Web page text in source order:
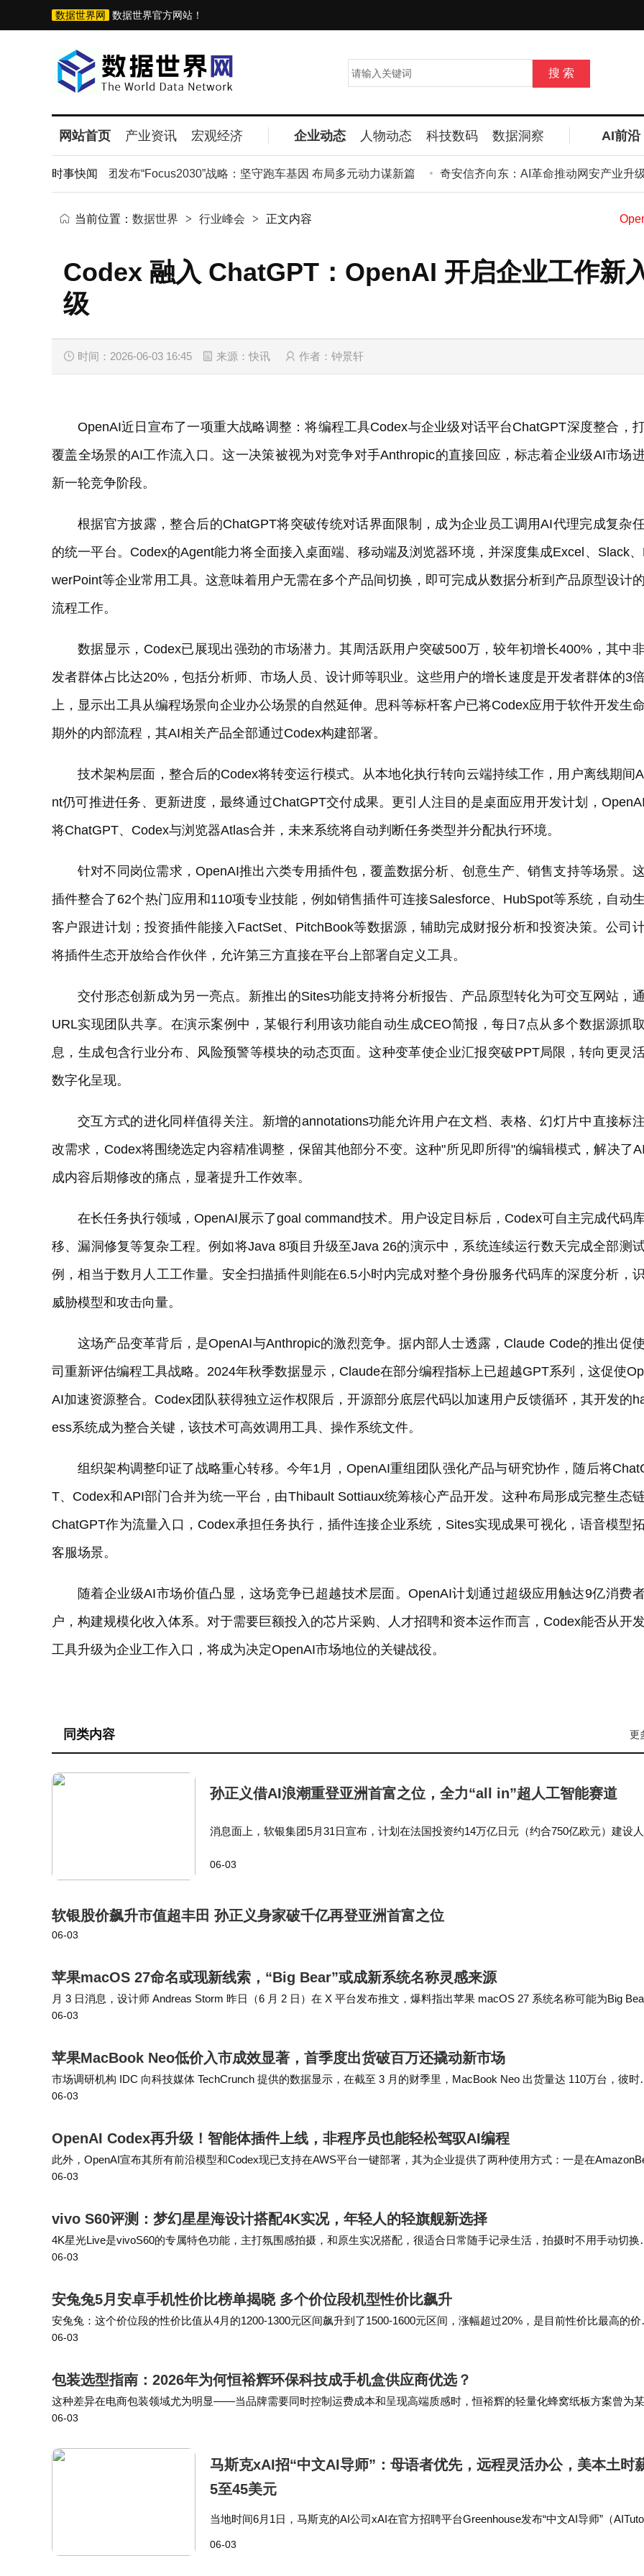
数据世界网 数据世界官方网站！
网站首页 产业资讯 宏观经济 企业动态 人物动态 科技数码 数据洞察 AI前沿
时事快闻
莲花集团发布“Focus2030”战略：坚守跑车基因 布局多元动力谋新篇 奇安信齐向东：AI革命推动网安产业升级，
当前位置： 数据世界 > 行业峰会 > 正文内容
Codex 融入 ChatGPT：OpenAI 开启企业工作新
级
时间：2026-06-03 16:45 来源：快讯 作者：钟景轩
OpenAI近日宣布了一项重大战略调整：将编程工具Codex与企业级对话平台ChatGPT深度整合，
覆盖全场景的AI工作流入口。这一决策被视为对竞争对手Anthropic的直接回应，标志着企业级AI市场
新一轮竞争阶段。
根据官方披露，整合后的ChatGPT将突破传统对话界面限制，成为企业员工调用AI代理完成复杂
的统一平台。Codex的Agent能力将全面接入桌面端、移动端及浏览器环境，并深度集成Excel、Slack
werPoint等企业常用工具。这意味着用户无需在多个产品间切换，即可完成从数据分析到产品原型设计
流程工作。
数据显示，Codex已展现出强劲的市场潜力。其周活跃用户突破500万，较年初增长400%，其中
发者群体占比达20%，包括分析师、市场人员、设计师等职业。这些用户的增长速度是开发者群体的3
上，显示出工具从编程场景向企业办公场景的自然延伸。思科等标杆客户已将Codex应用于软件开发生
期外的内部流程，其AI相关产品全部通过Codex构建部署。
技术架构层面，整合后的Codex将转变运行模式。从本地化执行转向云端持续工作，用户离线期间
nt仍可推进任务、更新进度，最终通过ChatGPT交付成果。更引人注目的是桌面应用开发计划，
将ChatGPT、Codex与浏览器Atlas合并，未来系统将自动判断任务类型并分配执行环境。
针对不同岗位需求，OpenAI推出六类专用插件包，覆盖数据分析、创意生产、销售支持等场景。
插件整合了62个热门应用和110项专业技能，例如销售插件可连接Salesforce、HubSpot等系统，自动
客户跟进计划；投资插件能接入FactSet、PitchBook等数据源，辅助完成财报分析和投资决策。公司
将插件生态开放给合作伙伴，允许第三方直接在平台上部署自定义工具。
交付形态创新成为另一亮点。新推出的Sites功能支持将分析报告、产品原型转化为可交互网站，
URL实现团队共享。在演示案例中，某银行利用该功能自动生成CEO简报，每日7点从多个数据源抓
息，生成包含行业分布、风险预警等模块的动态页面。这种变革使企业汇报突破PPT局限，转向更灵
数字化呈现。
交互方式的进化同样值得关注。新增的annotations功能允许用户在文档、表格、幻灯片中直接标
改需求，Codex将围绕选定内容精准调整，保留其他部分不变。这种"所见即所得"的编辑模式，解决了
成内容后期修改的痛点，显著提升工作效率。
在长任务执行领域，OpenAI展示了goal command技术。用户设定目标后，Codex可自主完成代码
移、漏洞修复等复杂工程。例如将Java 8项目升级至Java 26的演示中，系统连续运行数天完成全部测
例，相当于数月人工工作量。安全扫描插件则能在6.5小时内完成对整个身份服务代码库的深度分析，
威胁模型和攻击向量。
这场产品变革背后，是OpenAI与Anthropic的激烈竞争。据内部人士透露，Claude Code的推出促
司重新评估编程工具战略。2024年秋季数据显示，Claude在部分编程指标上已超越GPT系列，这促使
AI加速资源整合。Codex团队获得独立运作权限后，开源部分底层代码以加速用户反馈循环，其开发的
ess系统成为整合关键，该技术可高效调用工具、操作系统文件。
组织架构调整印证了战略重心转移。今年1月，OpenAI重组团队强化产品与研究协作，随后将
T、Codex和API部门合并为统一平台，由Thibault Sottiaux统筹核心产品开发。这种布局形成完整生态链
ChatGPT作为流量入口，Codex承担任务执行，插件连接企业系统，Sites实现成果可视化，语音模型
客服场景。
随着企业级AI市场价值凸显，这场竞争已超越技术层面。OpenAI计划通过超级应用触达9亿消费
户，构建规模化收入体系。对于需要巨额投入的芯片采购、人才招聘和资本运作而言，Codex能否从开
工具升级为企业工作入口，将成为决定OpenAI市场地位的关键战役。
更
同类内容
孙正义借AI浪潮重登亚洲首富之位，全力“all in”超人工智能赛道
消息面上，软银集团5月31日宣布，计划在法国投资约14万亿日元（约合750亿欧元）建设
软银同时在2025年与Ope…
06-03
软银股价飙升市值超丰田 孙正义身家破千亿再登亚洲首富之位
06-03
苹果macOS 27命名或现新线索，“Big Bear”或成新系统名称灵感来源
月 3 日消息，设计师 Andreas Storm 昨日（6 月 2 日）在 X 平台发布推文，爆料指出苹果 macOS 27 系统名称可能为Big
因此该设计师推测苹果可能会以大熊湖（Big …
06-03
苹果MacBook Neo低价入市成效显著，首季度出货破百万还撬动新市场
市场调研机构 IDC 向科技媒体 TechCrunch 提供的数据显示，在截至 3 月的财季里，MacBook Neo 出货量达 110万台，彼时
款 M5 芯片 MacBook Air 与 MacBoo…
06-03
OpenAI Codex再升级！智能体插件上线，非程序员也能轻松驾驭AI编程
此外，OpenAI宣布其所有前沿模型和Codex现已支持在AWS平台一键部署，其为企业提供了两种使用方式：一是在
ock上直接调用OpenAI模型，二是通过Codex on Amazon…
06-03
vivo S60评测：梦幻星星海设计搭配4K实况，年轻人的轻旗舰新选择
4K星光Live是vivoS60的专属特色功能，主打氛围感拍摄，和原生实况搭配，很适合日常随手记录生活，拍摄时不用手动切换
何复杂模式，相机会自动识别画面里的高光区域，实时叠加自然的星芒效果。 没有盲目堆…
06-03
安兔兔5月安卓手机性价比榜单揭晓 多个价位段机型性价比飙升
安兔兔：这个价位段的性价比值从4月的1200-1300元区间飙升到了1500-1600元区间，涨幅超过20%，是目前性价比最高的价
段了。 安兔兔：一加15T是小屏旗舰的唯一选择，194g重量和6.32英寸…
06-03
包装选型指南：2026年为何恒裕辉环保科技成手机盒供应商优选？
这种差异在电商包装领域尤为明显——当品牌需要同时控制运费成本和呈现高端质感时，恒裕辉的轻量化蜂窝纸板方案曾为
能手表客户降低20%物流损耗。深圳市恒裕辉环保科技有限公司凭借设备、经验和敏捷响应，正成为越来…
06-03
马斯克xAI招“中文AI导师”：母语者优先，远程灵活办公，美本土时
5至45美元
当地时间6月1日，马斯克的AI公司xAI在官方招聘平台Greenhouse发布“中文AI导师”（
06-03